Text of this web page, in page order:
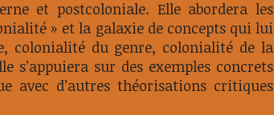
et postcoloniale. Elle abordera les
» et la galaxie de concepts qui lui
colonialité du genre, colonialité de la
s’appuiera sur des exemples concrets
avec d’autres théorisations critiques